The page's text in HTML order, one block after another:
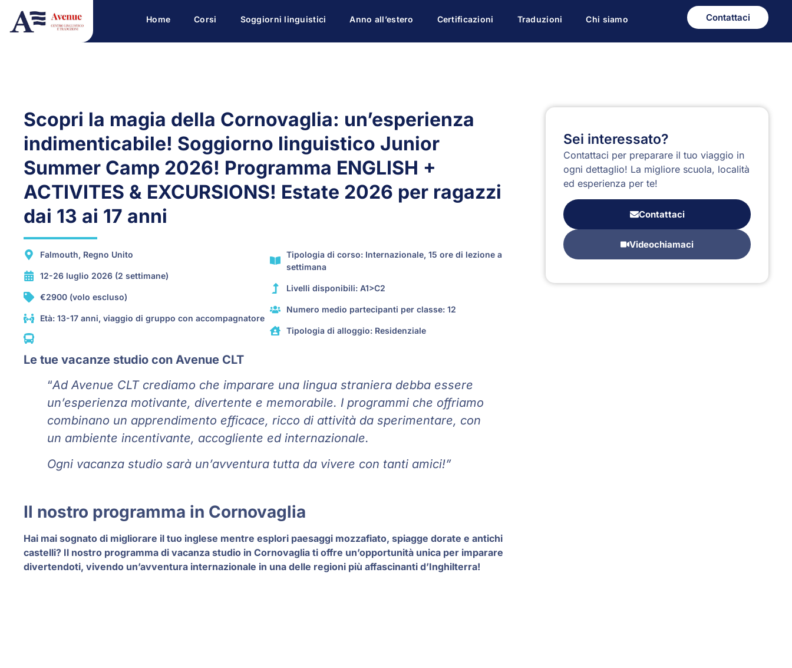
Home Corsi Soggiorni linguistici Anno all’estero Certificazioni Traduzioni Chi siamo Contattaci
Sei interessato?
Contattaci per preparare il tuo viaggio in
ogni dettaglio! La migliore scuola, località
ed esperienza per te!
Contattaci
Videochiamaci
Scopri la magia della Cornovaglia: un’esperienza
indimenticabile! Soggiorno linguistico Junior
Summer Camp 2026! Programma ENGLISH +
ACTIVITES & EXCURSIONS! Estate 2026 per ragazzi
dai 13 ai 17 anni
Falmouth, Regno Unito
12-26 luglio 2026 (2 settimane)
€2900 (volo escluso)
Età: 13-17 anni, viaggio di gruppo con accompagnatore
Tipologia di corso: Internazionale, 15 ore di lezione a
settimana
Livelli disponibili: A1>C2
Numero medio partecipanti per classe: 12
Tipologia di alloggio: Residenziale
Le tue vacanze studio con Avenue CLT
“Ad Avenue CLT crediamo che imparare una lingua straniera debba essere
un’esperienza motivante, divertente e memorabile. I programmi che offriamo
combinano un apprendimento efficace, ricco di attività da sperimentare, con
un ambiente incentivante, accogliente ed internazionale.
Ogni vacanza studio sarà un’avventura tutta da vivere con tanti amici!”
Il nostro programma in Cornovaglia
Hai mai sognato di migliorare il tuo inglese mentre esplori paesaggi mozzafiato, spiagge dorate e antichi
castelli? Il nostro programma di vacanza studio in Cornovaglia ti offre un’opportunità unica per imparare
divertendoti, vivendo un’avventura internazionale in una delle regioni più affascinanti d’Inghilterra!